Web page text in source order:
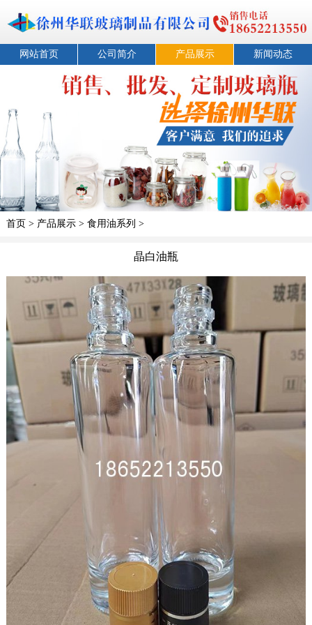
网站首页 公司简介 产品展示 新闻动态
首页> 产品展示> 食用油系列 >
晶白油瓶